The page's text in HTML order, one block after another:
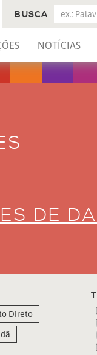
NOTÍCIAS
BUSCA
DE
Direto